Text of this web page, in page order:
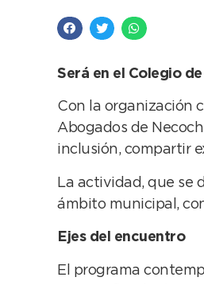
Será en el Colegio
Con la organización
Abogados de
inclusión, compartir
La actividad, que se
ámbito municipal,
Ejes del encuentro
El programa